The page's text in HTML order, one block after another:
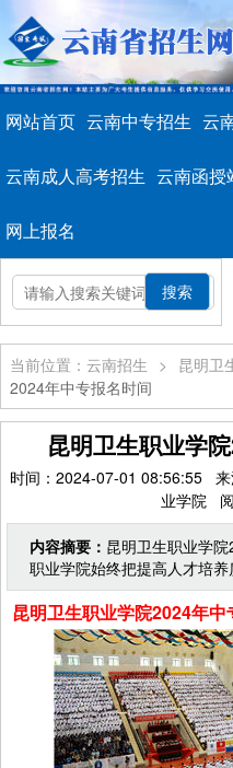
网站首页 云南中专招生 云
云南成人高考招生 云南函授
网上报名
当前位置：云南招生 > 昆明卫
2024年中专报名时间
昆明卫生职业学
时间：2024-07-01 08:56:55
业学院
内容摘要： 昆明卫生职业学
职业学院始终把提高人才培
落实“立德树人”的根本任务
昆明卫生职业学院2024年中